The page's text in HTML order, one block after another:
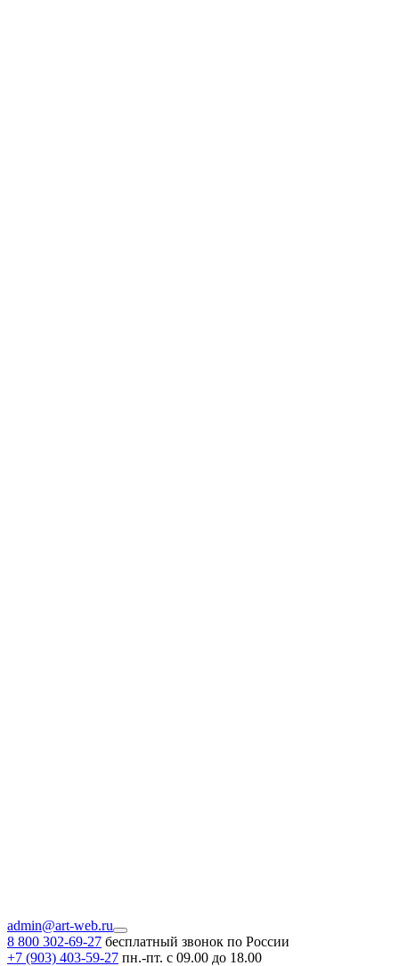
admin@art-web.ru
8 800 302-69-27 бесплатный звонок по России
+7 (903) 403-59-27 пн.-пт. с 09.00 до 18.00